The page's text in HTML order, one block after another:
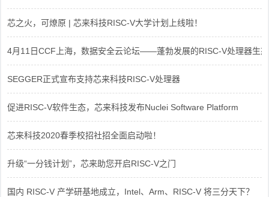
芯之火，可燎原 | 芯来科技RISC-V大学计划上线啦！
4月11日CCF上海，数据安全云论坛——蓬勃发展的RISC-V处理器生态
SEGGER正式宣布支持芯来科技RISC-V处理器
促进RISC-V软件生态，芯来科技发布Nuclei Software Platform
芯来科技2020春季校招社招全面启动啦！
升级“一分钱计划”，芯来助您开启RISC-V之门
国内 RISC-V 产学研基地成立，Intel、Arm、RISC-V 将三分天下？